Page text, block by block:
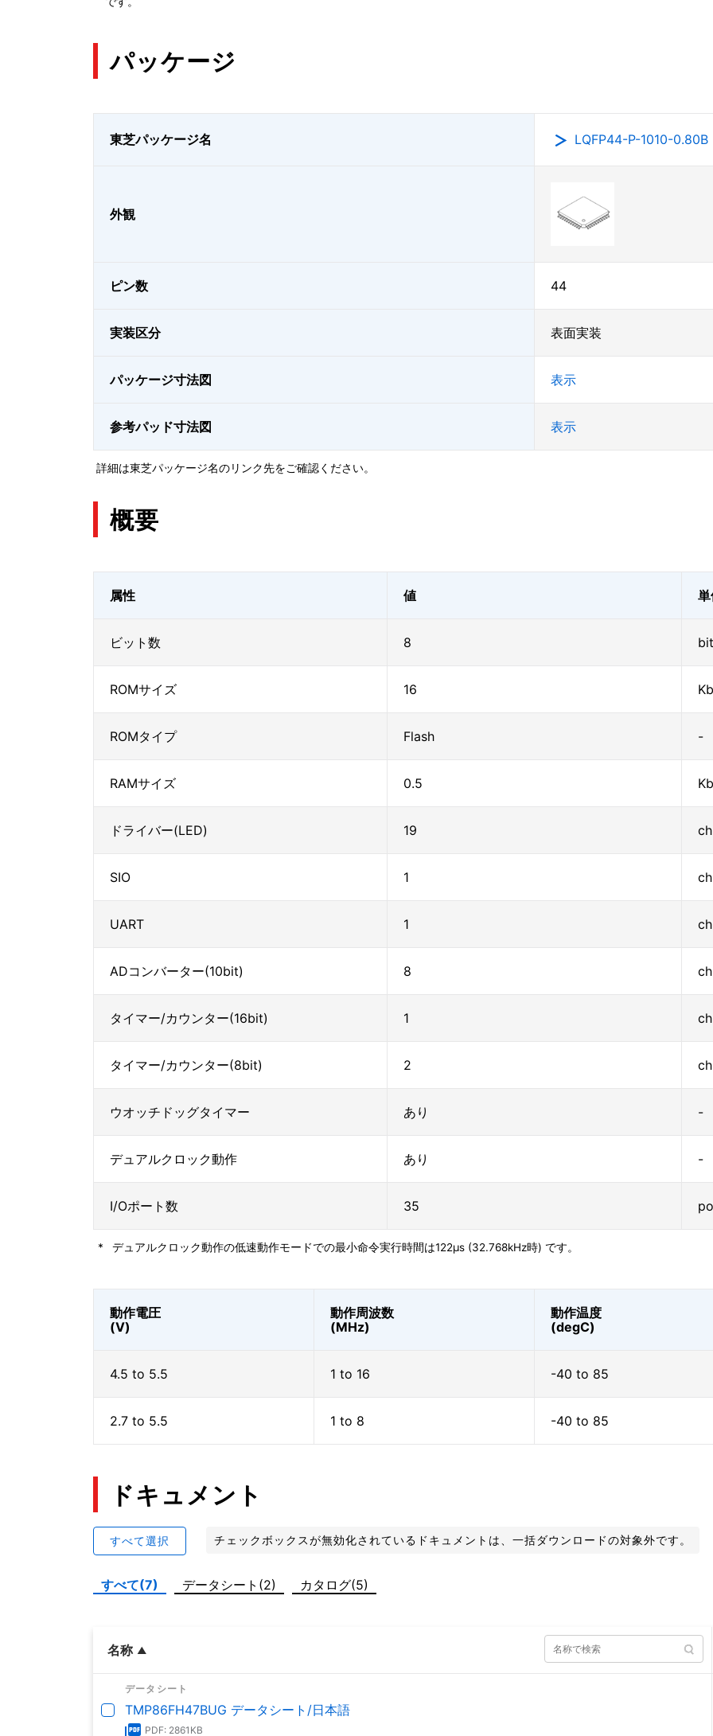
パッケージ
東芝パッケージ名 LQFP44-P-1010-0.80B
外観
ピン数 44
実装区分 表面実装
パッケージ寸法図 表示
参考パッド寸法図 表示
詳細は東芝パッケージ名のリンク先をご確認ください。
概要
属性 値
ビット数 8 bit
ROMサイズ 16
ROMタイプ Flash -
RAMサイズ 0.5
ドライバー(LED) 19 ch
SIO 1 ch
UART 1 ch
ADコンバーター(10bit) 8 ch
タイマー/カウンター(16bit) 1 ch
タイマー/カウンター(8bit) 2 ch
ウオッチドッグタイマー あり -
デュアルクロック動作 あり -
I/Oポート数 35
* デュアルクロック動作の低速動作モードでの最小命令実行時間は122μs (32.768kHz時) です。
動作電圧
(V)
動作周波数
(MHz)
動作温度
(degC)
4.5 to 5.5 1 to 16 -40 to 85
2.7 to 5.5 1 to 8 -40 to 85
ドキュメント
すべて選択 チェックボックスが無効化されているドキュメントは、一括ダウンロードの対象外です。
すべて(7) データシート(2) カタログ(5)
名称
データシート
TMP86FH47BUG データシート/日本語
PDF: 2861KB